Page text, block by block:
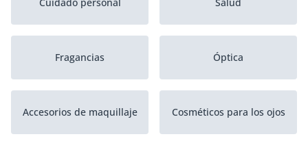
Fragancias Óptica
Accesorios de maquillaje Cosméticos para los ojos